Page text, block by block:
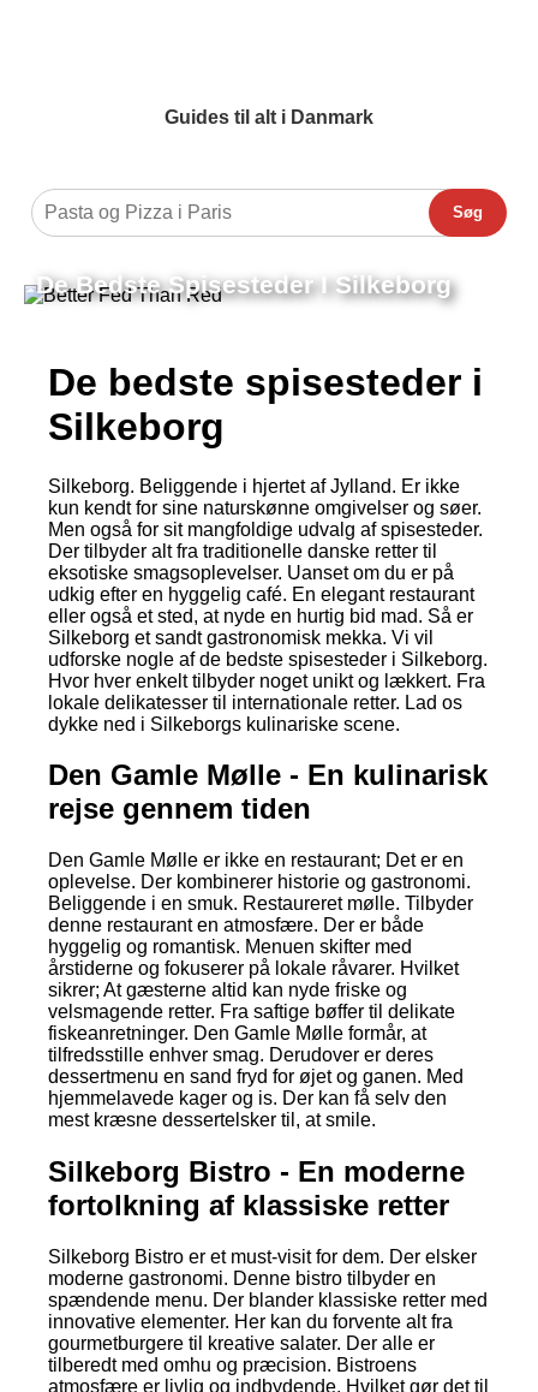
Guides til alt i Danmark
Søg
De Bedste Spisesteder I Silkeborg
De bedste spisesteder i
Silkeborg
Silkeborg. Beliggende i hjertet af Jylland. Er ikke
kun kendt for sine naturskønne omgivelser og søer.
Men også for sit mangfoldige udvalg af spisesteder.
Der tilbyder alt fra traditionelle danske retter til
eksotiske smagsoplevelser. Uanset om du er på
udkig efter en hyggelig café. En elegant restaurant
eller også et sted, at nyde en hurtig bid mad. Så er
Silkeborg et sandt gastronomisk mekka. Vi vil
udforske nogle af de bedste spisesteder i Silkeborg.
Hvor hver enkelt tilbyder noget unikt og lækkert. Fra
lokale delikatesser til internationale retter. Lad os
dykke ned i Silkeborgs kulinariske scene.
Den Gamle Mølle - En kulinarisk
rejse gennem tiden
Den Gamle Mølle er ikke en restaurant; Det er en
oplevelse. Der kombinerer historie og gastronomi.
Beliggende i en smuk. Restaureret mølle. Tilbyder
denne restaurant en atmosfære. Der er både
hyggelig og romantisk. Menuen skifter med
årstiderne og fokuserer på lokale råvarer. Hvilket
sikrer; At gæsterne altid kan nyde friske og
velsmagende retter. Fra saftige bøffer til delikate
fiskeanretninger. Den Gamle Mølle formår, at
tilfredsstille enhver smag. Derudover er deres
dessertmenu en sand fryd for øjet og ganen. Med
hjemmelavede kager og is. Der kan få selv den
mest kræsne dessertelsker til, at smile.
Silkeborg Bistro - En moderne
fortolkning af klassiske retter
Silkeborg Bistro er et must-visit for dem. Der elsker
moderne gastronomi. Denne bistro tilbyder en
spændende menu. Der blander klassiske retter med
innovative elementer. Her kan du forvente alt fra
gourmetburgere til kreative salater. Der alle er
tilberedt med omhu og præcision. Bistroens
atmosfære er livlig og indbydende. Hvilket gør det til